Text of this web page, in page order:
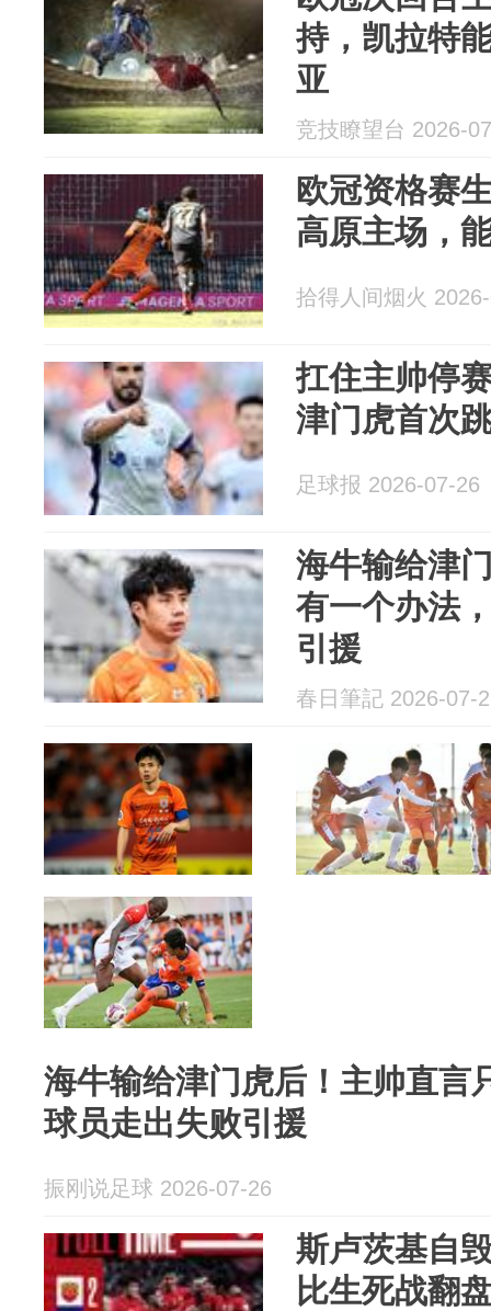
持，凯拉特
亚
竞技瞭望台 2026-
欧冠资格赛
高原主场，
拾得人间烟火
扛住主帅停
津门虎首次
足球报 2026-07-26
海牛输给津
有一个办法
引援
春日筆記 2026-07-
海牛输给津门虎后！主帅直言
球员走出失败引援
振刚说足球 2026-07-26
斯卢茨基自
比生死战翻